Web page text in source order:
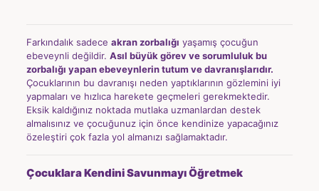
Farkındalık sadece akran zorbalığı yaşamış çocuğun
ebeveynli değildir. Asıl büyük görev ve sorumluluk bu
zorbalığı yapan ebeveynlerin tutum ve davranışlarıdır.
Çocuklarının bu davranışı neden yaptıklarının gözlemini iyi
yapmaları ve hızlıca harekete geçmeleri gerekmektedir.
Eksik kaldığınız noktada mutlaka uzmanlardan destek
almalısınız ve çocuğunuz için önce kendinize yapacağınız
özeleştiri çok fazla yol almanızı sağlamaktadır.
Çocuklara Kendini Savunmayı Öğretmek